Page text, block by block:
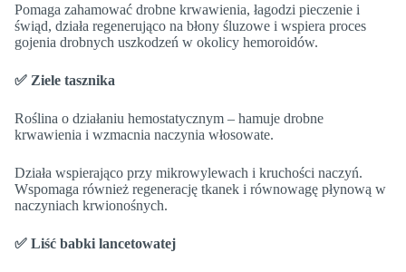
Pomaga zahamować drobne krwawienia, łagodzi pieczenie i
świąd, działa regenerująco na błony śluzowe i wspiera proces
gojenia drobnych uszkodzeń w okolicy hemoroidów.
✅ Ziele tasznika
Roślina o działaniu hemostatycznym – hamuje drobne
krwawienia i wzmacnia naczynia włosowate.
Działa wspierająco przy mikrowylewach i kruchości naczyń.
Wspomaga również regenerację tkanek i równowagę płynową w
naczyniach krwionośnych.
✅ Liść babki lancetowatej